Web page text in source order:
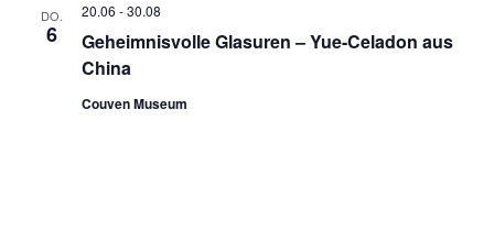
DO.
6
Geheimnisvolle Glasuren – Yue-Celadon aus
China
20.06 -30.08
Couven Museum